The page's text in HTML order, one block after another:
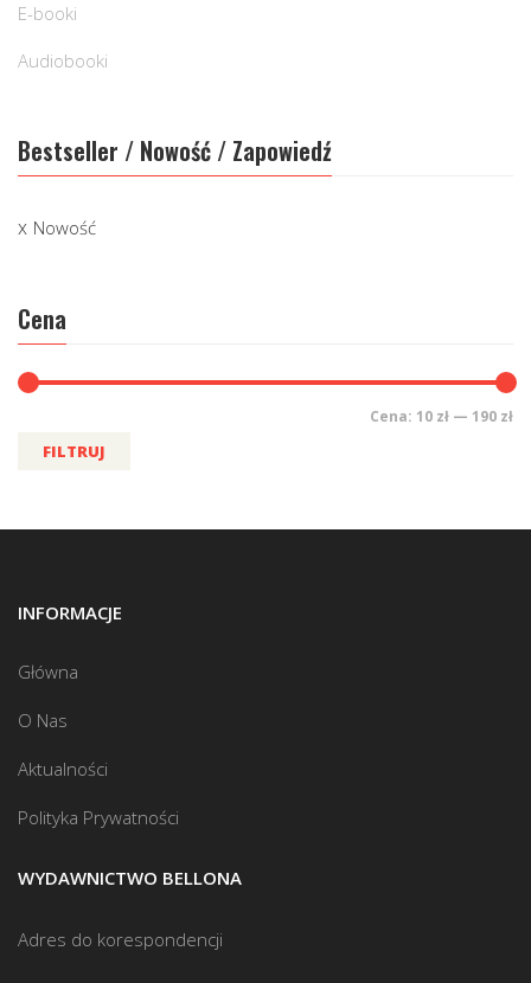
E-booki
Audiobooki
Bestseller / Nowość / Zapowiedź
Nowość
Cena
FILTRUJ
Cena: 10 zł — 190 zł
INFORMACJE
Główna
O Nas
Aktualności
Polityka Prywatności
WYDAWNICTWO BELLONA
Adres do korespondencji